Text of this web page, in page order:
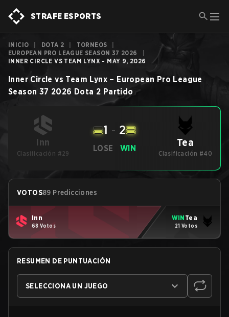
STRAFE ESPORTS
INICIO DOTA 2 TORNEOS
EUROPEAN PRO LEAGUE SEASON 37 2026
INNER CIRCLE VS TEAM LYNX - MAY 9, 2026
Inner Circle vs Team Lynx – European Pro League
Season 37 2026 Dota 2 Partido
Inn
Clasificación #29
LOSE
1 - 2
WIN Tea
Clasificación #40
VOTOS89 Predicciones
Inn
68 Votos
WIN Tea
21 Votos
RESUMEN DE PUNTUACIÓN
SELECCIONA UN JUEGO